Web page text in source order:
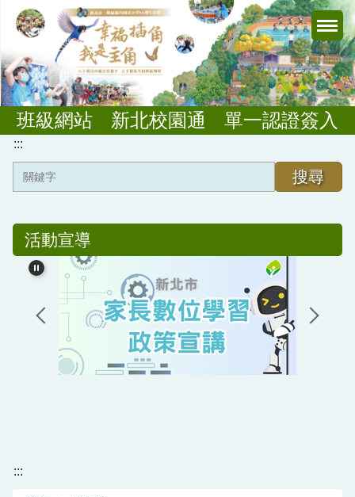
跳
到
要
內
容
區班級網站 新北校園通 單一認證簽入
:::
搜尋
學校簡介
插角校徽
插角之歌
插角交通
單位組織
插角行政
金敏分校
插角幼兒園
家長會
行政規章
教務業務
學輔業務
總務業務
活動宣導
:::